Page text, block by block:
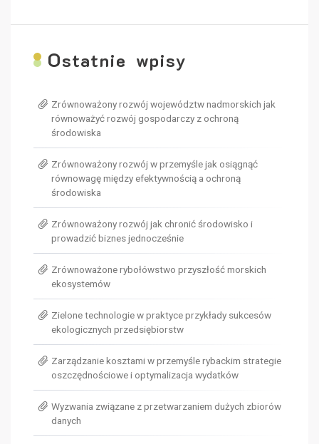
Ostatnie wpisy
Zrównoważony rozwój województw nadmorskich jak
równoważyć rozwój gospodarczy z ochroną
środowiska
Zrównoważony rozwój w przemyśle jak osiągnąć
równowagę między efektywnością a ochroną
środowiska
Zrównoważony rozwój jak chronić środowisko i
prowadzić biznes jednocześnie
Zrównoważone rybołówstwo przyszłość morskich
ekosystemów
Zielone technologie w praktyce przykłady sukcesów
ekologicznych przedsiębiorstw
Zarządzanie kosztami w przemyśle rybackim strategie
oszczędnościowe i optymalizacja wydatków
Wyzwania związane z przetwarzaniem dużych zbiorów
danych